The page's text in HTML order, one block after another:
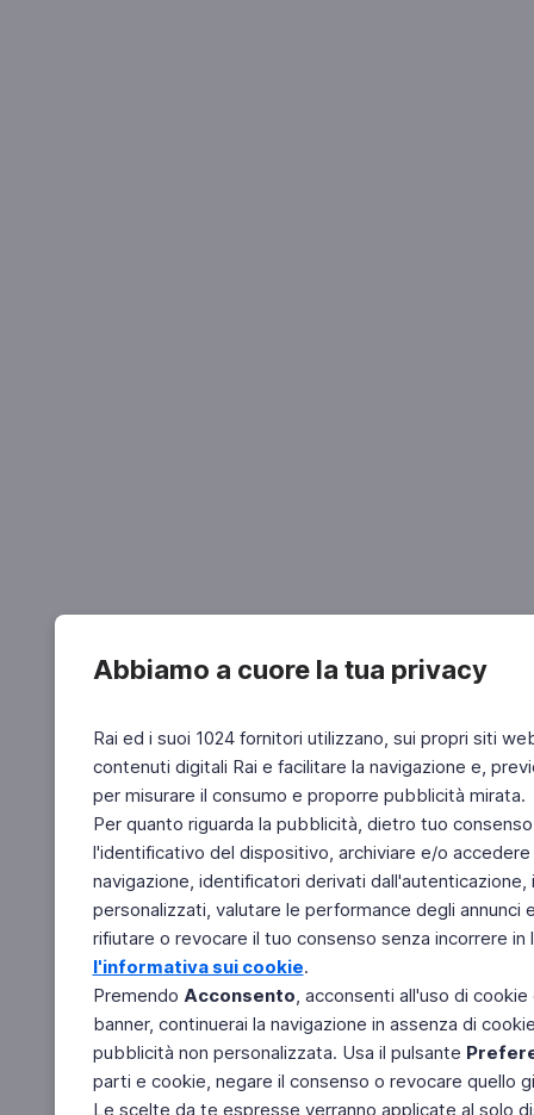
Abbiamo a cuore la tua privacy
Rai ed i suoi 1024 fornitori utilizzano, sui propri siti
contenuti digitali Rai e facilitare la navigazione e,
per misurare il consumo e proporre pubblicità mirata.
Per quanto riguarda la pubblicità, dietro tuo
l'identificativo del dispositivo, archiviare e/o
navigazione, identificatori derivati
personalizzati, valutare le performance degli
rifiutare o revocare il tuo consenso senza incorrere
l'informativa sui cookie.
Premendo Acconsento, acconsenti all'uso di
banner, continuerai la navigazione in assenza di
pubblicità non personalizzata. Usa il pulsante
parti e cookie, negare il consenso o revocare quello
Le scelte da te espresse verranno applicate al solo